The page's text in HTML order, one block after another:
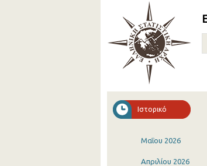
Ιστορικό
Μαΐου 2026
Απριλίου 2026